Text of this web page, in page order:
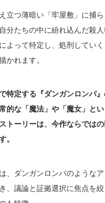
立つ薄暗い「牢屋敷」に捕
分たちの中に紛れ込んだ殺
よって特定し、処刑してい
かれます。
特定する『ダンガンロンパ
的な「魔法」や「魔女」と
トーリーは、今作ならでは
。
、ダンガンロンパのような
、議論と証拠選択に焦点を